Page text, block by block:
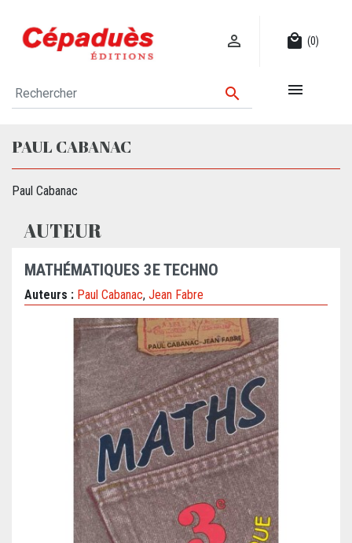
 local_mall (0)
 
PAUL CABANAC
Paul Cabanac
AUTEUR
MATHÉMATIQUES 3E TECHNO
Auteurs : Paul Cabanac, Jean Fabre